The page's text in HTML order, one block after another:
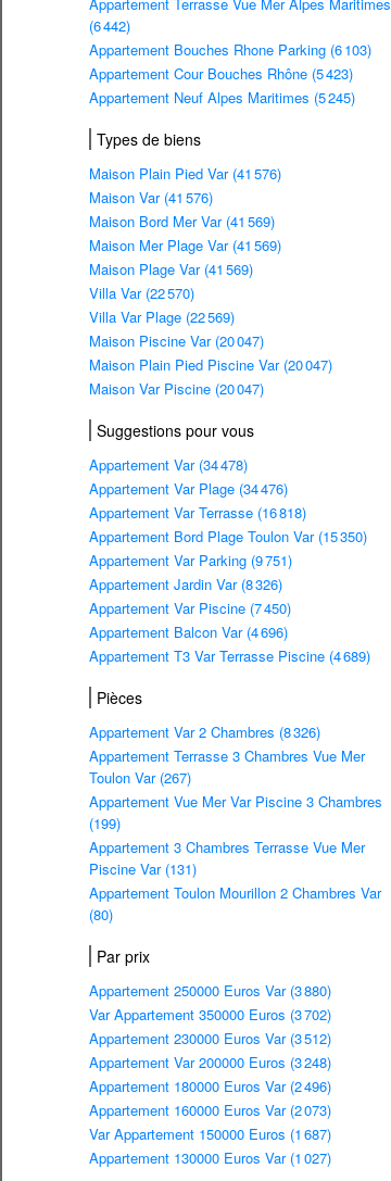
(6 442)
Appartement Bouches Rhone Parking (6 103)
Appartement Cour Bouches Rhône (5 423)
Appartement Neuf Alpes Maritimes (5 245)
Types de biens
Maison Plain Pied Var (41 576)
Maison Var (41 576)
Maison Bord Mer Var (41 569)
Maison Mer Plage Var (41 569)
Maison Plage Var (41 569)
Villa Var (22 570)
Villa Var Plage (22 569)
Maison Piscine Var (20 047)
Maison Plain Pied Piscine Var (20 047)
Maison Var Piscine (20 047)
Suggestions pour vous
Appartement Var (34 478)
Appartement Var Plage (34 476)
Appartement Var Terrasse (16 818)
Appartement Bord Plage Toulon Var (15 350)
Appartement Var Parking (9 751)
Appartement Jardin Var (8 326)
Appartement Var Piscine (7 450)
Appartement Balcon Var (4 696)
Appartement T3 Var Terrasse Piscine (4 689)
Pièces
Appartement Var 2 Chambres (8 326)
Appartement Terrasse 3 Chambres Vue Mer
Toulon Var (267)
Appartement Vue Mer Var Piscine 3 Chambres
(199)
Appartement 3 Chambres Terrasse Vue Mer
Piscine Var (131)
Appartement Toulon Mourillon 2 Chambres Var
(80)
Par prix
Appartement 250000 Euros Var (3 880)
Var Appartement 350000 Euros (3 702)
Appartement 230000 Euros Var (3 512)
Appartement Var 200000 Euros (3 248)
Appartement 180000 Euros Var (2 496)
Appartement 160000 Euros Var (2 073)
Var Appartement 150000 Euros (1 687)
Appartement 130000 Euros Var (1 027)